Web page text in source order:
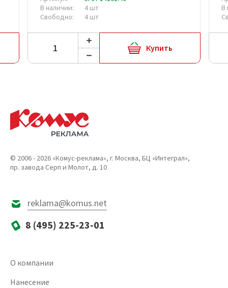
В наличии:
4 шт
Свободно:
4 шт
Купить
В
© 2006 - 2026 «Комус-реклама», г. Москва, БЦ «Интеграл»,
пр. завода Серп и Молот, д. 10
reklama@komus.net
8 (495) 225-23-01
О компании
Нанесение